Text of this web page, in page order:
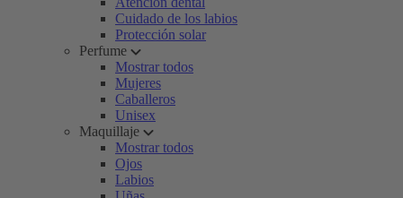
Cuidado de los labios
Protección solar
Perfume
Mostrar todos
Mujeres
Caballeros
Unisex
Maquillaje
Mostrar todos
Ojos
Labios